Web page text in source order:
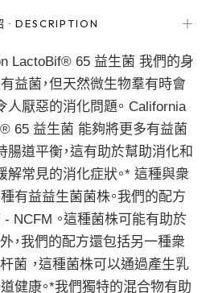
·DESCRIPTION ＋
LactoBif® 65 益生菌 我們的身
益菌，但天然微生物羣有時會
人厭惡的消化問題。 California
65 益生菌 能夠將更多有益菌
腸道平衡，這有助於幫助消化和
解常見的消化症狀。* 這種與衆
有益益生菌菌株。我們的配方
NCFM 。這種菌株可能有助於
，我們的配方還包括另一種衆
菌 ，這種菌株可以通過產生乳
健康。*我們獨特的混合物有助